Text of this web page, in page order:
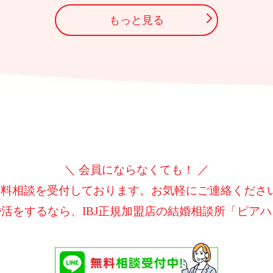
もっと見る
＼ 会員にならなくても！ ／
相談を受付しております。 お気軽にご連絡くださ
をするなら、IBJ正規加盟店の結婚相談所「ピアハ